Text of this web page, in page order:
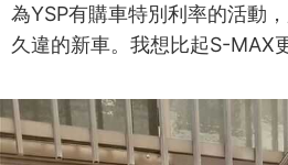
為YSP有購車特別利率的活動
久違的新車。我想比起S-MAX